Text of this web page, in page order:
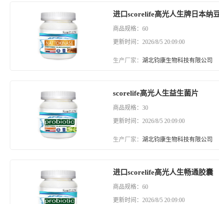
进口scorelife高光人生牌日本纳
商品规格：60
更新时间：2026/8/5 20:09:00
生产厂家： 湖北钧康生物科技有限公司
scorelife高光人生益生菌片
商品规格：30
更新时间：2026/8/5 20:09:00
生产厂家： 湖北钧康生物科技有限公司
进口scorelife高光人生畅通胶囊
商品规格：60
更新时间：2026/8/5 20:09:00